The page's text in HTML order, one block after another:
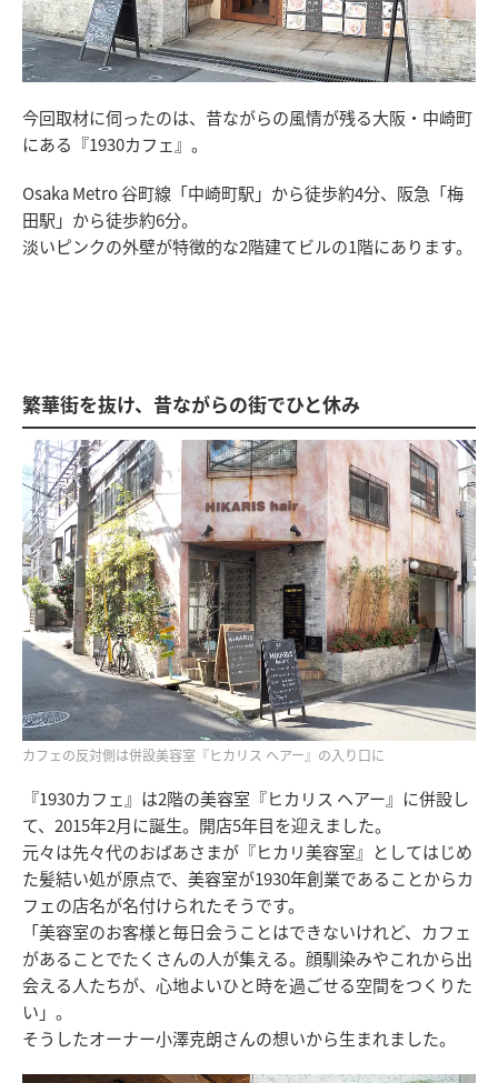
今回取材に伺ったのは、昔ながらの風情が残る大阪・中崎町
にある『1930カフェ』。
Osaka Metro 谷町線「中崎町駅」から徒歩約4分、阪急「梅
田駅」から徒歩約6分。
淡いピンクの外壁が特徴的な2階建てビルの1階にあります。
繁華街を抜け、昔ながらの街でひと休み
カフェの反対側は併設美容室『ヒカリス ヘアー』の入り口に
『1930カフェ』は2階の美容室『ヒカリス ヘアー』に併設し
て、2015年2月に誕生。開店5年目を迎えました。
元々は先々代のおばあさまが『ヒカリ美容室』としてはじめ
た髪結い処が原点で、美容室が1930年創業であることからカ
フェの店名が名付けられたそうです。
「美容室のお客様と毎日会うことはできないけれど、カフェ
があることでたくさんの人が集える。顔馴染みやこれから出
会える人たちが、心地よいひと時を過ごせる空間をつくりた
い」。
そうしたオーナー小澤克朗さんの想いから生まれました。